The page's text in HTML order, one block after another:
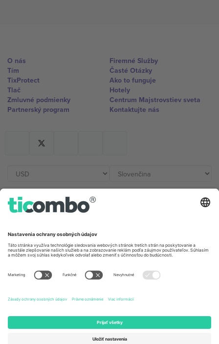
O nás
Tím
TixProtect
Tlač
Zmluvné podmienky
Partnerský program
Firemné Služby
Časté Otázky
Ako to funguje
Hotely
Centrum Majstrovstiev sveta
Kontaktujte nás
Kancelárie Ticombo
Germany
Unter den Linden 24, 10117
Berlin, Germany
167 City Road, London, Greater
London, EC1V 1AW, United
131 Continental Dr, Suite 305,
States
Dorfstrasse 52a, 6390
United Arab Emirates